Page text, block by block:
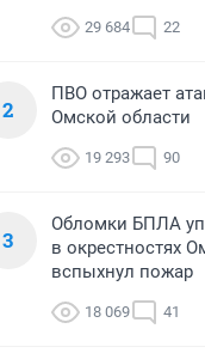
29 684 22
2
ПВО отражает
Омской области
19 293 90
3
Обломки БПЛА
в окрестностях
вспыхнул пожар
18 069 41